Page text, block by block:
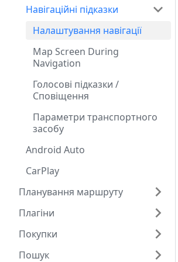
Навігаційні підказки
Налаштування навігації
Map Screen During
Navigation
Голосові підказки /
Сповіщення
Параметри транспортного
засобу
Android Auto
CarPlay
Планування маршруту
Плагіни
Покупки
Пошук